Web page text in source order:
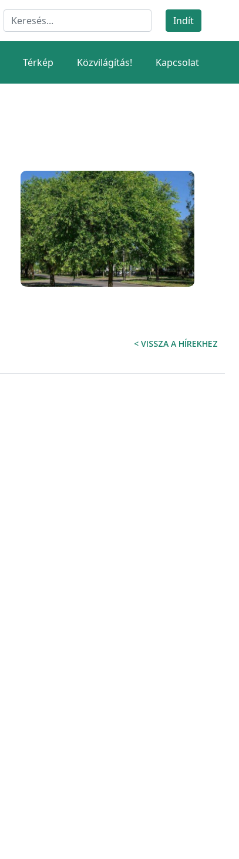
Térkép Közvilágítás! Kapcsolat
< VISSZA A HÍREKHEZ